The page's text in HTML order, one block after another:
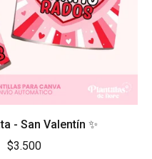
- San Valentín ✨
$3.500